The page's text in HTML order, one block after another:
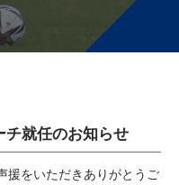
チ就任のお知らせ
援をいただきありがとうご